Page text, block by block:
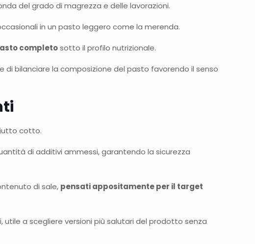
del grado di magrezza e delle lavorazioni.
in un pasto leggero come la merenda.
completosotto il profilo nutrizionale.
bilanciare la composizione del pasto favorendo il senso
cotto.
di additivi ammessi, garantendo la sicurezza
di sale, pensati appositamente per il target
a scegliere versioni più salutari del prodotto senza